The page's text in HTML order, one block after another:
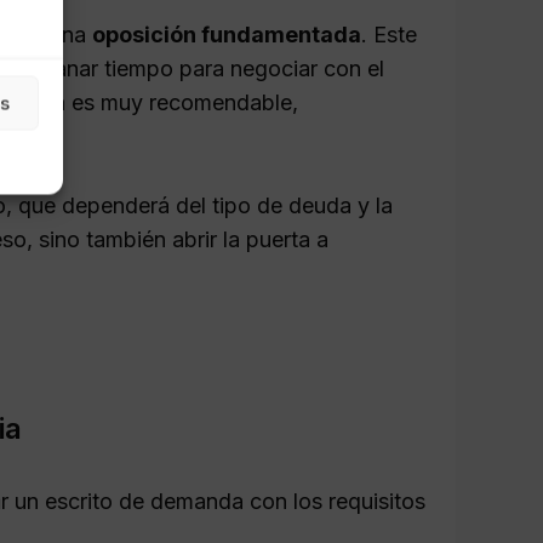
una oposición fundamentada. Este
y ganar tiempo para negociar con el
es muy recomendable,
que dependerá del tipo de deuda y la
sino también abrir la puerta a
un escrito de demanda con los requisitos